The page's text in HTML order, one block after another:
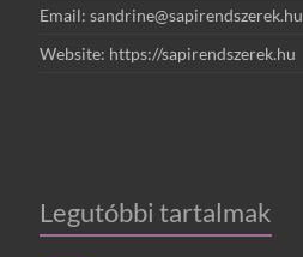
Email: sandrine@sapirendszerek.hu
Website: https://sapirendszerek.hu
Legutóbbi tartalmak